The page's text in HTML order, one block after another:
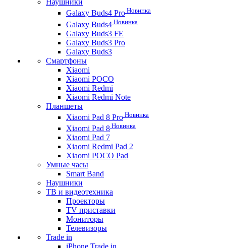
Наушники
Galaxy Buds4 Pro Новинка
Galaxy Buds4 Новинка
Galaxy Buds3 FE
Galaxy Buds3 Pro
Galaxy Buds3
Смартфоны
Xiaomi
Xiaomi POCO
Xiaomi Redmi
Xiaomi Redmi Note
Планшеты
Xiaomi Pad 8 Pro Новинка
Xiaomi Pad 8 Новинка
Xiaomi Pad 7
Xiaomi Redmi Pad 2
Xiaomi POCO Pad
Умные часы
Smart Band
Наушники
ТВ и видеотехника
Проекторы
TV приставки
Мониторы
Телевизоры
Trade in